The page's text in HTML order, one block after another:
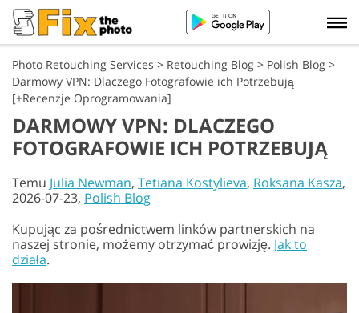
Photo Retouching Services > Retouching Blog > Polish Blog >
Darmowy VPN: Dlaczego Fotografowie ich Potrzebują
[+Recenzje Oprogramowania]
DARMOWY VPN: DLACZEGO
FOTOGRAFOWIE ICH POTRZEBUJĄ
Temu Julia Newman, Tetiana Kostylieva, Roksana Kasza,
2026-07-23, Polish Blog
Kupując za pośrednictwem linków partnerskich na
naszej stronie, możemy otrzymać prowizję. Jak to
działa.